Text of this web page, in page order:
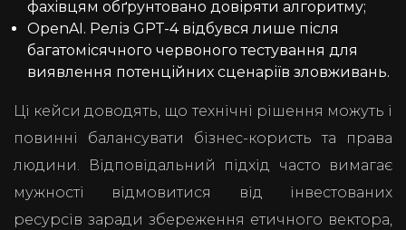
фахівцям обґрунтовано довіряти алгоритму;
OpenAI. Реліз GPT-4 відбувся лише після
багатомісячного червоного тестування для
виявлення потенційних сценаріїв зловживань.
Ці кейси доводять, що технічні рішення можуть і
повинні балансувати бізнес-користь та права
людини. Відповідальний підхід часто вимагає
мужності відмовитися від інвестованих
ресурсів заради збереження етичного вектора,